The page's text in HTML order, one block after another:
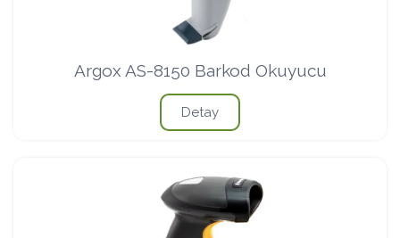
Argox AS-8150 Barkod Okuyucu
Detay